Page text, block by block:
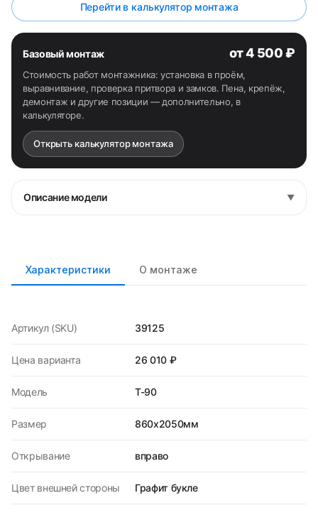
Перейти в калькулятор монтажа
Базовый монтаж от 4 500 ₽
Стоимость работ монтажника: установка в проём,
выравнивание, проверка притвора и замков. Пена, крепёж,
демонтаж и другие позиции — дополнительно, в
калькуляторе.
Открыть калькулятор монтажа
Описание модели ▼
Характеристики О монтаже
Артикул (SKU) 39125
Цена варианта 26 010 ₽
Модель T-90
Размер 860х2050мм
Открывание вправо
Цвет внешней стороны Графит букле